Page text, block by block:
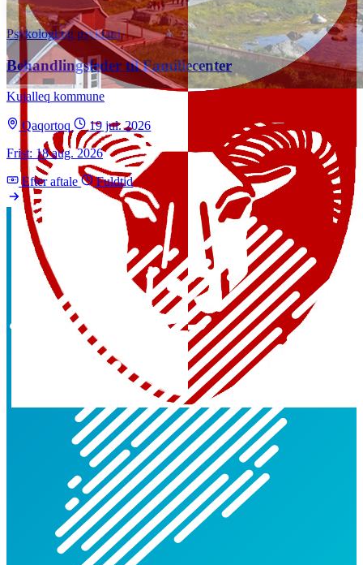
Psykologi og psykiatri
Behandlingsleder til Familiecenter
Kujalleq kommune
Qaqortoq
19 jul. 2026
Frist: 18 aug. 2026
Efter aftale Fuldtid